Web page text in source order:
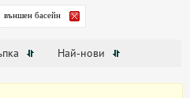
външен басейн
Най-нови